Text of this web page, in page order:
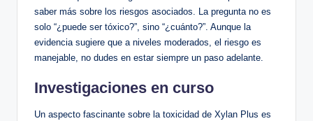
saber más ⁤sobre⁣ los riesgos asociados. La pregunta no es
solo “¿puede⁣ ser tóxico?”, ⁤sino “¿cuánto?”. Aunque la​
evidencia sugiere⁤ que⁣ a niveles moderados, el riesgo es
manejable, no dudes en estar⁤ siempre un ⁣paso⁢ adelante.
Investigaciones‍ en curso
Un ⁤aspecto fascinante sobre ​la toxicidad ‍de Xylan⁤ Plus es